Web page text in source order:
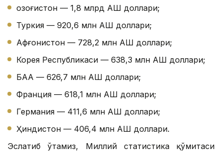
Қозоғистон — 1,8 млрд АҚШ доллари;
Туркия — 920,6 млн АҚШ доллари;
Афғонистон — 728,2 млн АҚШ доллари;
Корея Республикаси — 638,3 млн АҚШ доллари;
БАА — 626,7 млн АҚШ доллари;
Франция — 618,1 млн АҚШ доллари;
Германия — 411,6 млн АҚШ доллари;
Ҳиндистон — 406,4 млн АҚШ доллари.
Эслатиб ўтамиз, Миллий статистика қўмитаси